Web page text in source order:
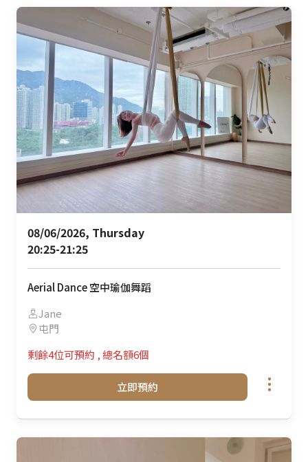
08/06/2026, Thursday
20:25-21:25
Aerial Dance 空中瑜伽舞蹈
Jane
屯門
剩餘4位可預約 ,總名額6個
立即預約